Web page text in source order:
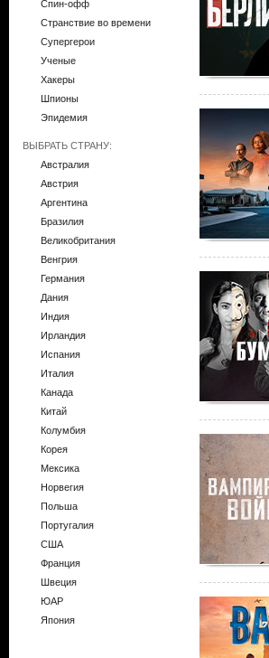
Спин-офф
Странствие во времени
Супергерои
Ученые
Хакеры
Шпионы
Эпидемия
ВЫБРАТЬ СТРАНУ:
Австралия
Австрия
Аргентина
Бразилия
Великобритания
Венгрия
Германия
Дания
Индия
Ирландия
Испания
Италия
Канада
Китай
Колумбия
Корея
Мексика
Норвегия
Польша
Португалия
США
Франция
Швеция
ЮАР
Япония